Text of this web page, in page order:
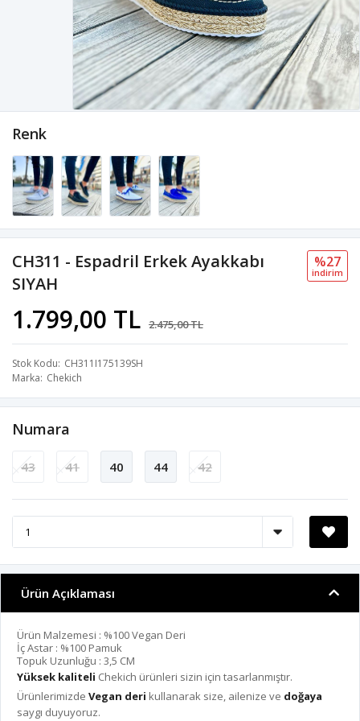
CH311 - Espadril Erkek Ayakkabı
SIYAH
1.799,00 TL 2.475,00 TL
%27
i̇ndi̇ri̇m
Stok Kodu CH311I175139SH
Marka Chekich
Renk
Numara
43 41 40 44 42
Ürün Açıklaması
Ürün Malzemesi : %100 Vegan Deri
İç Astar : %100 Pamuk
Topuk Uzunluğu : 3,5 CM
Yüksek kaliteli Chekich ürünleri sizin için tasarlanmıştır.
Ürünlerimizde Vegan deri kullanarak size, ailenize ve doğaya
saygı duyuyoruz.